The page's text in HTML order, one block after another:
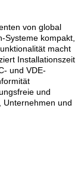
von global
Systeme kompakt,
macht
Installationszeit
und VDE-
und
Unternehmen und